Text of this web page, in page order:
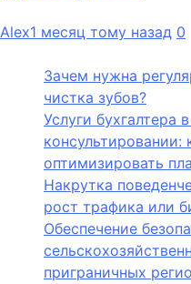
Alex1 месяц тому назад 0
Зачем нужна
чистка зубов?
Услуги бухгалтера
консультировании:
оптимизировать
Накрутка
рост трафика или
Обеспечение
приграничных